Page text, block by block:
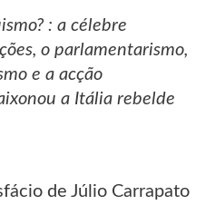
: a célebre
o parlamentarismo,
e a acção
a Itália rebelde
de Júlio Carrapato